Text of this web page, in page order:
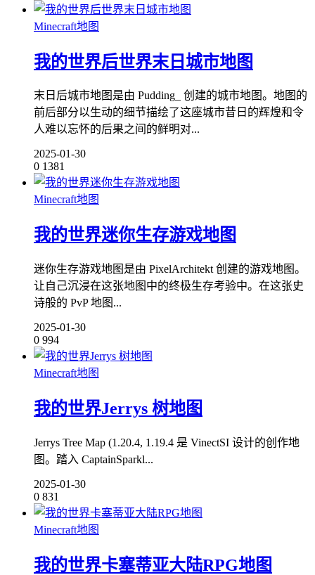
Minecraft地图
我的世界后世界末日城市地图
末日后城市地图是由 Pudding_ 创建的城市地图。地图的
前后部分以生动的细节描绘了这座城市昔日的辉煌和令
人难以忘怀的后果之间的鲜明对...
2025-01-30
0 1381
Minecraft地图
我的世界迷你生存游戏地图
迷你生存游戏地图是由 PixelArchitekt 创建的游戏地图。
让自己沉浸在这张地图中的终极生存考验中。在这张史
诗般的 PvP 地图...
2025-01-30
0 994
Minecraft地图
我的世界Jerrys 树地图
Jerrys Tree Map (1.20.4, 1.19.4 是 VinectSI 设计的创作地
图。踏入 CaptainSparkl...
2025-01-30
0 831
Minecraft地图
我的世界卡塞蒂亚大陆RPG地图